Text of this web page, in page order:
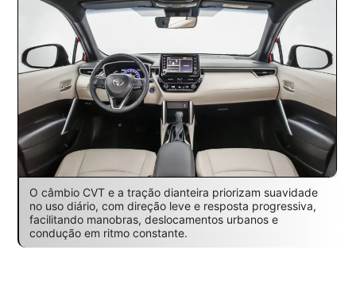
O câmbio CVT e a tração dianteira priorizam suavidade
no uso diário, com direção leve e resposta progressiva,
facilitando manobras, deslocamentos urbanos e
condução em ritmo constante.